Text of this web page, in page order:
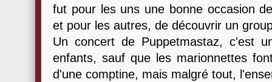
fut pour les uns une bonne occasion
et pour les autres, de découvrir un
Un concert de Puppetmastaz, c'est
enfants, sauf que les marionnettes
d'une comptine, mais malgré tout,